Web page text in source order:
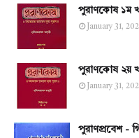
পুরাণকোষ ১ম
January 31,
পুরাণকোষ ২য়
January 31,
পুরাণপ্রবেশ -